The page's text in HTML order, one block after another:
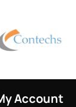
Account